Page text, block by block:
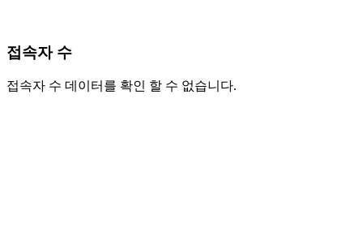
접속자 수
접속자 수 데이터를 확인 할 수 없습니다.